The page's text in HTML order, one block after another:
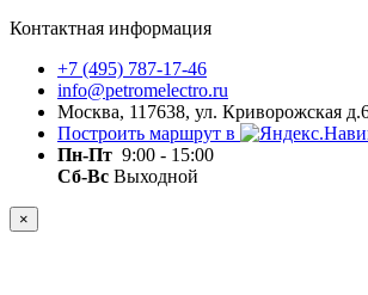
Контактная информация
+7 (495) 787-17-46
info@petromelectro.ru
Москва, 117638, ул. Криворожская
Построить маршрут в
Пн-Пт 9:00 - 15:00
Сб-Вс Выходной
×